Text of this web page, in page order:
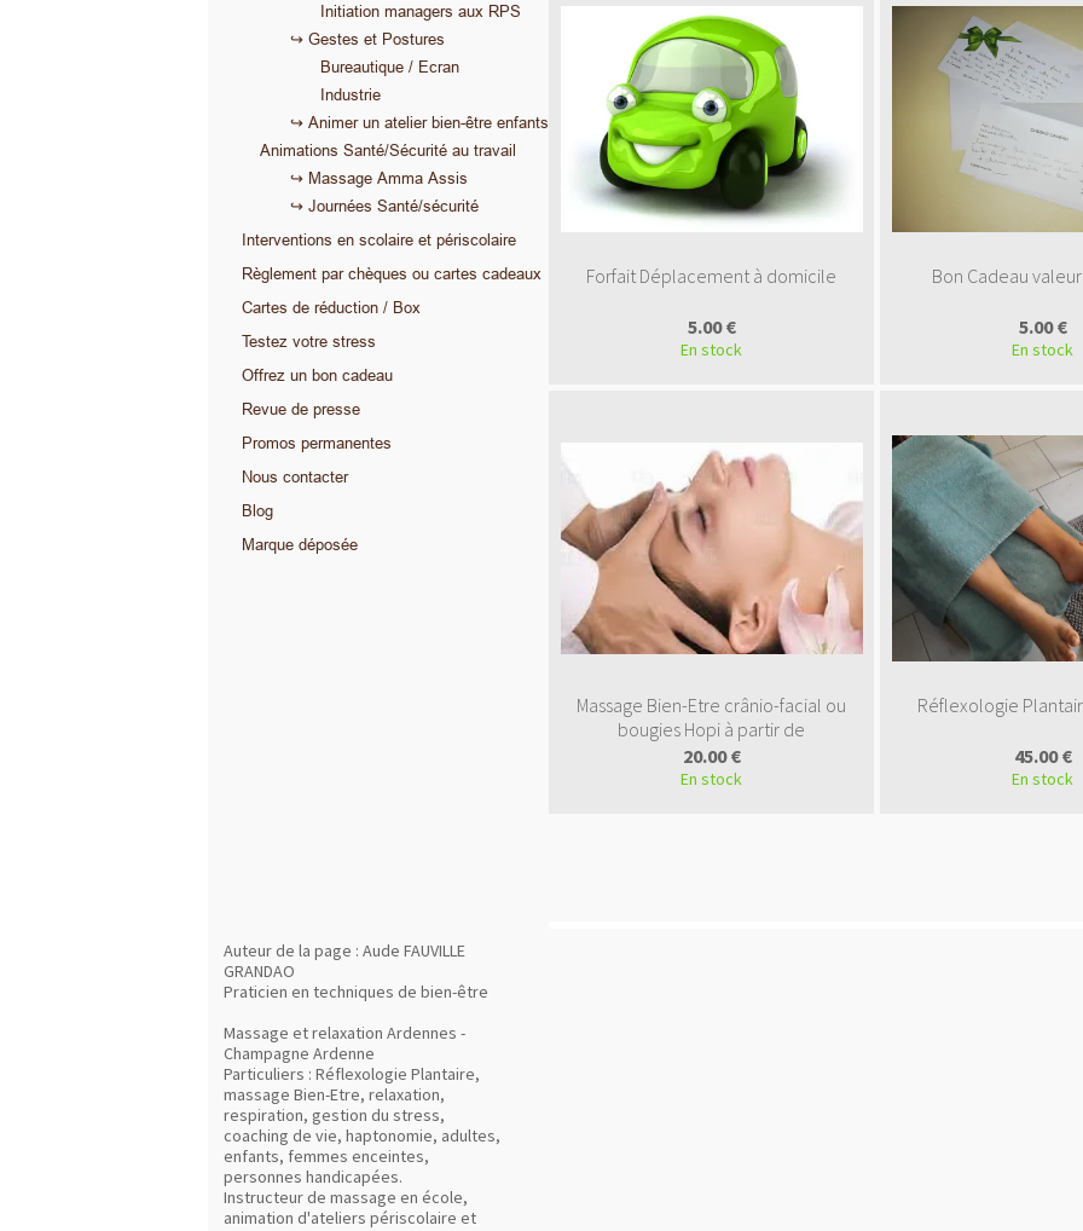
Initiation managers aux RPS
↪ Gestes et Postures
Bureautique / Ecran
Industrie
↪ Animer un atelier bien-être enfants
Animations Santé/Sécurité au travail
↪ Massage Amma Assis
↪ Journées Santé/sécurité
Interventions en scolaire et périscolaire
Règlement par chèques ou cartes cadeaux
Cartes de réduction / Box
Testez votre stress
Offrez un bon cadeau
Revue de presse
Promos permanentes
Nous contacter
Blog
Marque déposée
Auteur de la page : Aude FAUVILLE
GRANDAO
Praticien en techniques de bien-être
Massage et relaxation Ardennes -
Champagne Ardenne
Particuliers : Réflexologie Plantaire,
massage Bien-Etre, relaxation,
respiration, gestion du stress,
coaching de vie, haptonomie, adultes,
enfants, femmes enceintes,
personnes handicapées.
Instructeur de massage en école,
animation d'ateliers périscolaire et
Forfait Déplacement à domicile
5.00 €
En stock
Bon Cadeau
5.00 €
En stock
Massage Bien-Etre crânio-facial ou
bougies Hopi à partir de
20.00 €
En stock
Réflexologie
45.00 €
En stock